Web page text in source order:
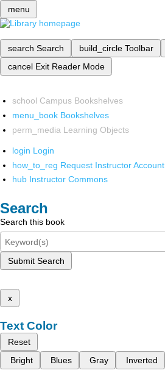
menu
search Search build_circle Toolbar
cancel Exit Reader Mode
school Campus Bookshelves
menu_book Bookshelves
perm_media Learning Objects
login Login
how_to_reg Request Instructor Account
hub Instructor Commons
Search
Search this book
Submit Search
x
Text Color
Reset
Bright
Blues Gray Inverted